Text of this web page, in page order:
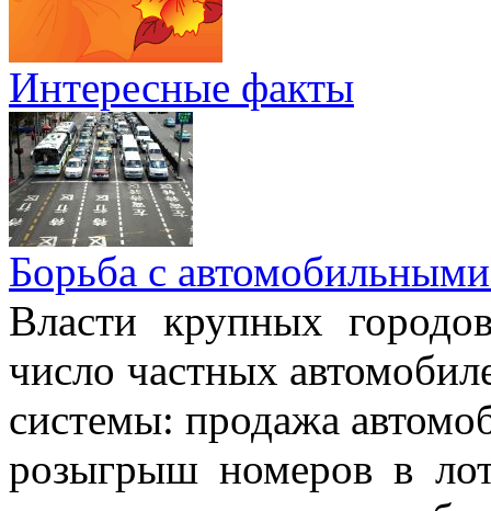
Интересные факты
Борьба с
Власти крупных
число частных
системы: продажа
розыгрыш номеров в